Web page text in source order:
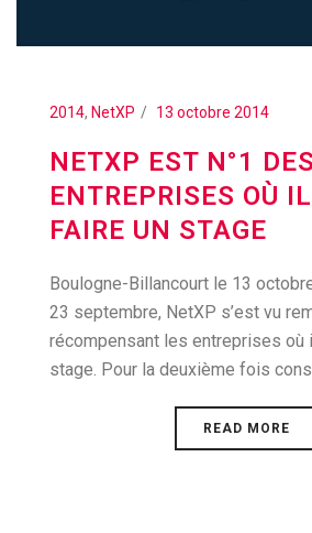
2014, NetXP 13 octobre 2014
NETXP EST N°1 DES
ENTREPRISES OÙ
FAIRE UN STAGE
Boulogne-Billancourt le 13
23 septembre, NetXP s’est vu
récompensant les entreprises où
stage. Pour la deuxième fois
READ MORE